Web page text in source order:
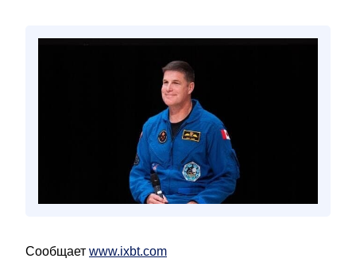
Сообщает www.ixbt.com